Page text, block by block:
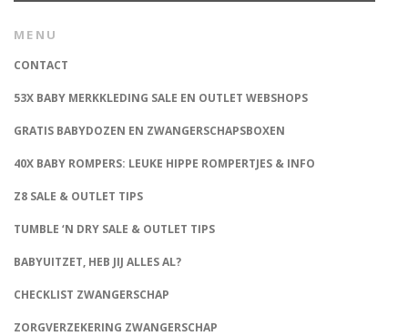
MENU
CONTACT
53X BABY MERKKLEDING SALE EN OUTLET WEBSHOPS
GRATIS BABYDOZEN EN ZWANGERSCHAPSBOXEN
40X BABY ROMPERS: LEUKE HIPPE ROMPERTJES & INFO
Z8 SALE & OUTLET TIPS
TUMBLE ‘N DRY SALE & OUTLET TIPS
BABYUITZET, HEB JIJ ALLES AL?
CHECKLIST ZWANGERSCHAP
ZORGVERZEKERING ZWANGERSCHAP